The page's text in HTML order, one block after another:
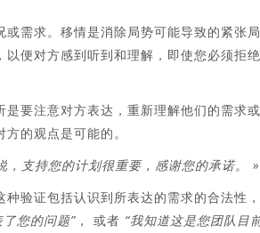
需求。移情是消除局势可能导致的紧张
便对方感到听到和理解，即使您必须拒绝
要注意对方表达，重新理解他们的需求
的观点是可能的。
支持您的计划很重要，感谢您的承诺。
验证包括认识到所表达的需求的合法性
您的问题” ， 或者 “我知道这是您团队目